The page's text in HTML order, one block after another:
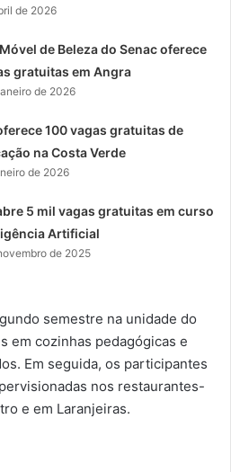
de 2026
de Beleza do Senac oferece
gratuitas em Angra
de 2026
100 vagas gratuitas de
na Costa Verde
de 2026
5 mil vagas gratuitas em curso
Artificial
de 2025
semestre na unidade do
em cozinhas pedagógicas e
Em seguida, os participantes
nos restaurantes-
e em Laranjeiras.